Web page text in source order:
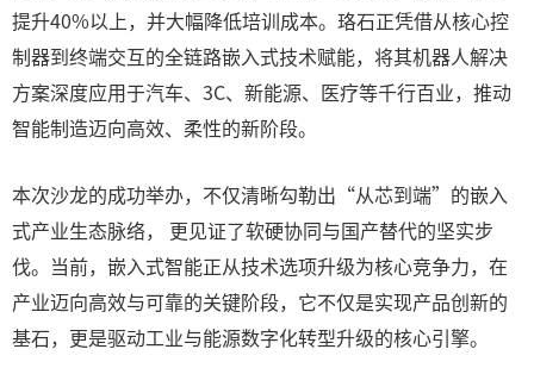
提升40%以上，并大幅降低培训成本。珞石正凭借从核心控
制器到终端交互的全链路嵌入式技术赋能，将其机器人解决
方案深度应用于汽车、3C、新能源、医疗等千行百业，推动
智能制造迈向高效、柔性的新阶段。
本次沙龙的成功举办，不仅清晰勾勒出“从芯到端”的嵌入
式产业生态脉络， 更见证了软硬协同与国产替代的坚实步
伐。当前，嵌入式智能正从技术选项升级为核心竞争力，在
产业迈向高效与可靠的关键阶段，它不仅是实现产品创新的
基石，更是驱动工业与能源数字化转型升级的核心引擎。